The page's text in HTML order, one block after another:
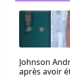
Johnson
après avoir